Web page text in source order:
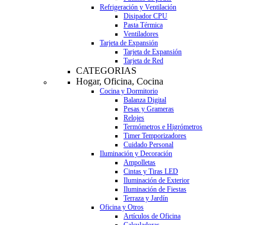
Refrigeración y Ventilación
Disipador CPU
Pasta Térmica
Ventiladores
Tarjeta de Expansión
Tarjeta de Expansión
Tarjeta de Red
CATEGORIAS
Hogar, Oficina, Cocina
Cocina y Dormitorio
Balanza Digital
Pesas y Grameras
Relojes
Termómetros e Higrómetros
Timer Temporizadores
Cuidado Personal
Iluminación y Decoración
Ampolletas
Cintas y Tiras LED
Iluminación de Exterior
Iluminación de Fiestas
Terraza y Jardín
Oficina y Otros
Artículos de Oficina